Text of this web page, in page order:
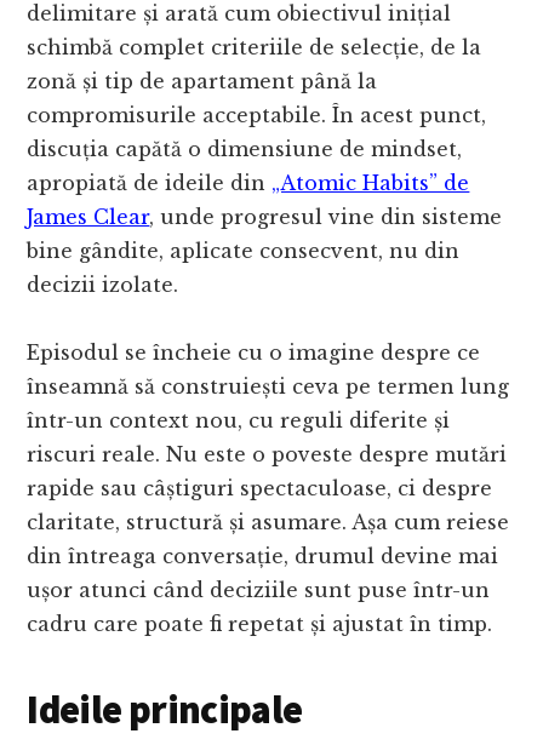
delimitare și arată cum obiectivul inițial
schimbă complet criteriile de selecție, de la
zonă și tip de apartament până la
compromisurile acceptabile. În acest punct,
discuția capătă o dimensiune de mindset,
apropiată de ideile din „Atomic Habits” de
James Clear, unde progresul vine din sisteme
bine gândite, aplicate consecvent, nu din
decizii izolate.
Episodul se încheie cu o imagine despre ce
înseamnă să construiești ceva pe termen lung
într-un context nou, cu reguli diferite și
riscuri reale. Nu este o poveste despre mutări
rapide sau câștiguri spectaculoase, ci despre
claritate, structură și asumare. Așa cum reiese
din întreaga conversație, drumul devine mai
ușor atunci când deciziile sunt puse într-un
cadru care poate fi repetat și ajustat în timp.
Ideile principale